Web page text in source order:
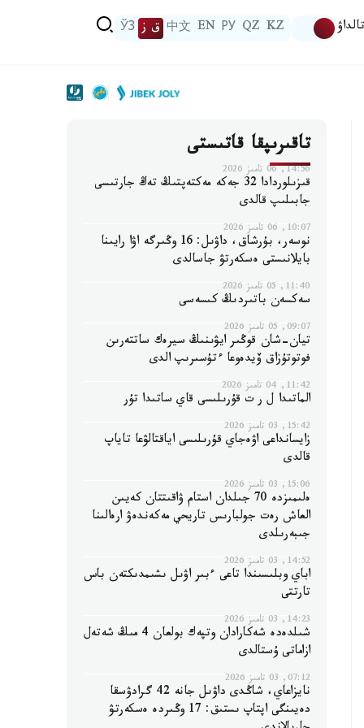
تالداۋ KZ
QZ
РУ
EN
中文 ق ز ЎЗ
تاقىرىپقا قاتىستى
14:56, 06 تامىز 2026
قىزىلوردادا 32 جەكە مەكتەپتىڭ تەڭ جارتىسى
جابىلىپ قالدى
10:07, 06 تامىز 2026
نوسەر، بۇرشاق، داۋىل: 16 وڭىرگە اۋا رايىنا
بايلانىستى ەسكەرتۋ جاسالدى
11:40, 05 تامىز 2026
سەكسەن باتىردىڭ كىسەسى
09:07, 05 تامىز 2026
تيان-شان قوڭىر ايۋىنىڭ سيرەك ساتتەرىن
فوتوتۇزاق ۆيدەوعا ءتۇسىرىپ الدى
11:42, 04 تامىز 2026
الماتىدا ل ر ت قۇرىلىسى قاي ساتىدا تۇر
15:42, 03 تامىز 2026
زايسانداعى اۋەجاي قۇرىلىسى اياقتالۋعا تاياپ
قالدى
15:06, 03 تامىز 2026
ەلىمىزدە 70 جىلدان استام ۋاقىتتان كەيىن
العاش رەت جولبارىس تاريحي مەكەندەۋ ارەالىنا
جىبەرىلدى
14:52, 03 تامىز 2026
اباي وبلىسىندا تاعى ءبىر اۋىل ىشىمدىكتەن باس
تارتتى
14:23, 03 تامىز 2026
شىلدەدە شەكارادان وتپەك بولعان 4 مىڭ شەتەل
ازاماتى ۇستالدى
07:12, 03 تامىز 2026
نايزاعاي، شاڭدى داۋىل جانە 42 گرادۋسقا
دەيىنگى اپتاپ ىستىق: 17 وڭىردە ەسكەرتۋ